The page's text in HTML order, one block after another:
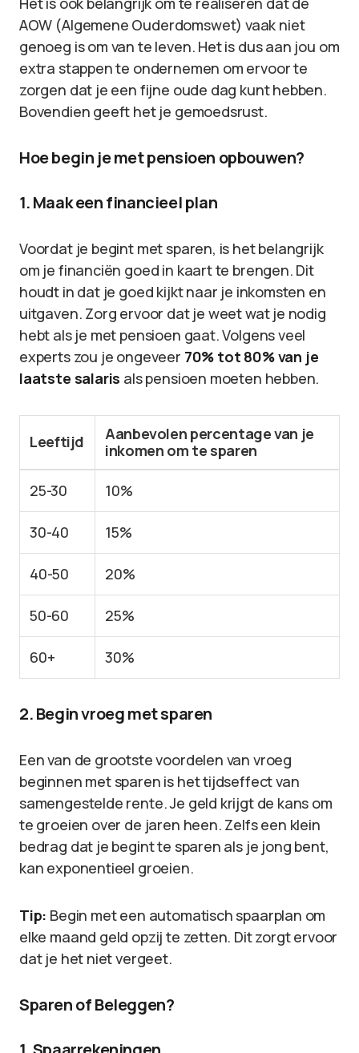
AOW (Algemene Ouderdomswet) vaak niet
genoeg is om van te leven. Het is dus aan jou om
extra stappen te ondernemen om ervoor te
zorgen dat je een fijne oude dag kunt hebben.
Bovendien geeft het je gemoedsrust.
Hoe begin je met pensioen opbouwen?
1. Maak een financieel plan
Voordat je begint met sparen, is het belangrijk
om je financiën goed in kaart te brengen. Dit
houdt in dat je goed kijkt naar je inkomsten en
uitgaven. Zorg ervoor dat je weet wat je nodig
hebt als je met pensioen gaat. Volgens veel
experts zou je ongeveer 70% tot 80% van je
laatste salaris als pensioen moeten hebben.
Leeftijd
Aanbevolen percentage van je
inkomen om te sparen
25-30 10%
30-40 15%
40-50 20%
50-60 25%
60+ 30%
2. Begin vroeg met sparen
Een van de grootste voordelen van vroeg
beginnen met sparen is het tijdseffect van
samengestelde rente. Je geld krijgt de kans om
te groeien over de jaren heen. Zelfs een klein
bedrag dat je begint te sparen als je jong bent,
kan exponentieel groeien.
Tip: Begin met een automatisch spaarplan om
elke maand geld opzij te zetten. Dit zorgt ervoor
dat je het niet vergeet.
Sparen of Beleggen?